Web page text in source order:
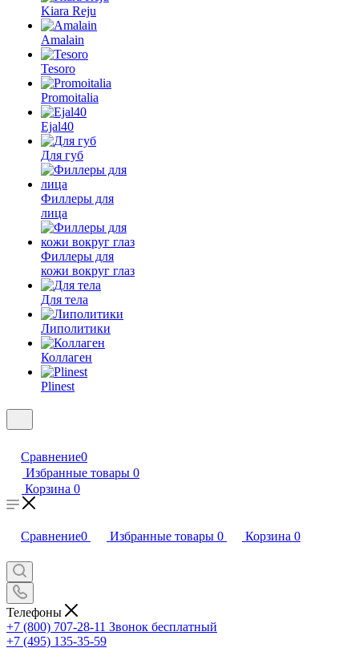
Kiara Reju
Amalain
Tesoro
Promoitalia
Ejal40
Для губ
Филлеры для
лица
Филлеры для
кожи вокруг глаз
Для тела
Липолитики
Коллаген
Plinest
Сравнение0
Избранные товары 0
Корзина 0
Сравнение0 Избранные товары 0 Корзина 0
Телефоны
+7 (800) 707-28-11 Звонок бесплатный
+7 (495) 135-35-59